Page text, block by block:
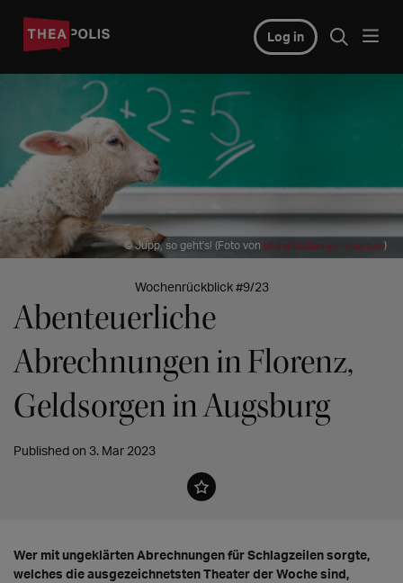
Log in
© Jupp, so geht's! (Foto von Michal Matlon auf Unsplash)
Wochenrückblick #9/23
Abenteuerliche
Abrechnungen in Florenz,
Geldsorgen in Augsburg
Published on 3. Mar 2023
Wer mit ungeklärten Abrechnungen für Schlagzeilen sorgte,
welches die ausgezeichnetsten Theater der Woche sind,